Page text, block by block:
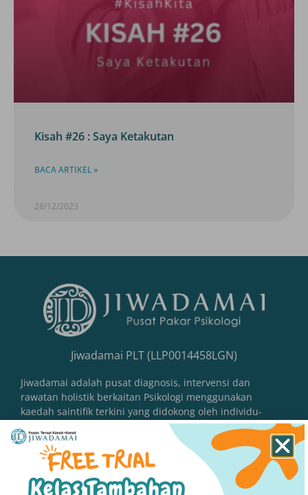
Kisah #26 : Saya Ketakutan
BACA ARTIKEL »
28/12/2023
Jiwadamai PLT (LLP0014458LGN)
Jiwadamai adalah pusat diagnosis, intervensi dan
rawatan holistik berkaitan Psikologi menggunakan
kaedah saintifik terkini yang didokong oleh individu-
individu yang berkelayakan dan berpengalaman dalam
isu kanak-kanak sehingga dewasa.